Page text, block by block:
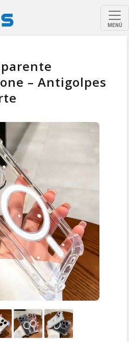
MENÚ
– Antigolpes